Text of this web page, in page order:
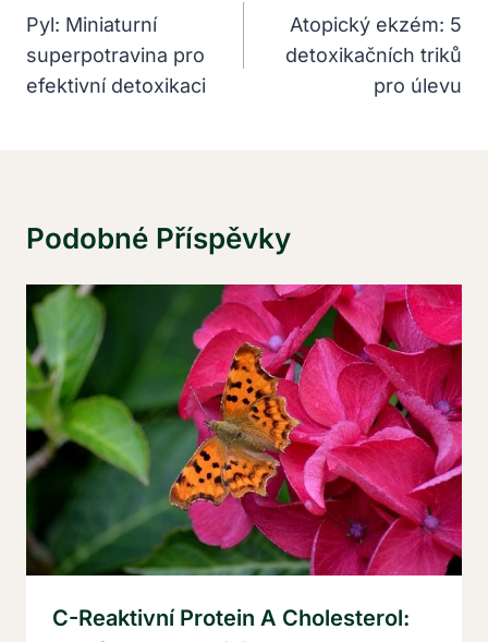
Pro
Příspěvek
Pyl: Miniaturní
superpotravina pro
efektivní detoxikaci
Atopický ekzém: 5
detoxikačních triků
pro úlevu
Podobné Příspěvky
C-Reaktivní Protein A Cholesterol: